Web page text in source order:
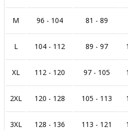
M 96 - 104 81 - 89
L 104 - 112 89 - 97
XL 112 - 120 97 - 105
2XL 120 - 128 105 - 113
3XL 128 - 136 113 - 121